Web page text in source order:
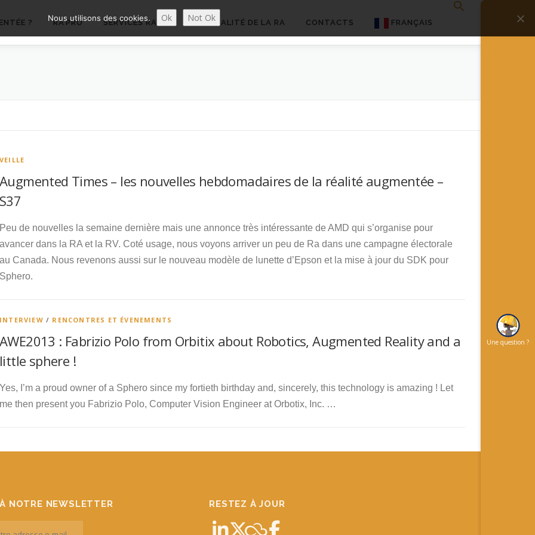
? RA’PRO SERVICES RA’PRO ACTUALITÉ DE LA RA CONTACTS FRANÇAIS
Español
VEILLE
Augmented Times – les nouvelles hebdomadaires de la réalité augmentée –
S37
Peu de nouvelles la semaine dernière mais une annonce très intéressante de AMD qui s’organise pour
avancer dans la RA et la RV. Coté usage, nous voyons arriver un peu de Ra dans une campagne électorale
au Canada. Nous revenons aussi sur le nouveau modèle de lunette d’Epson et la mise à jour du SDK pour
Sphero.
INTERVIEW / RENCONTRES ET ÉVENEMENTS
AWE2013 : Fabrizio Polo from Orbitix about Robotics, Augmented Reality and a
little sphere !
Yes, I’m a proud owner of a Sphero since my fortieth birthday and, sincerely, this technology is amazing ! Let
me then present you Fabrizio Polo, Computer Vision Engineer at Orbotix, Inc. …
NOTRE NEWSLETTER RESTEZ À JOUR
Une question ?
Nous utilisons des cookies. Ok Not Ok